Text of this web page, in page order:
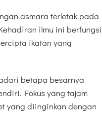
asmara terletak pada
ilmu ini berfungsi
ikatan yang
betapa besarnya
Fokus yang tajam
yang diinginkan dengan